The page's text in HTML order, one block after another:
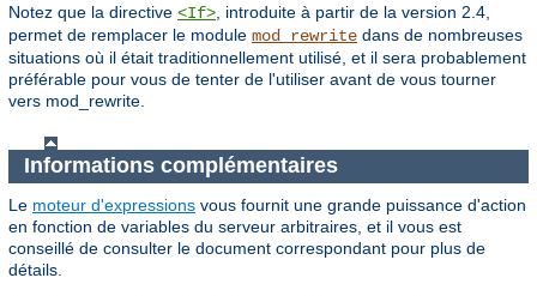
Notez que la directive <If> , introduite à partir de la version 2.4,
permet de remplacer le module mod_rewrite dans de nombreuses
situations où il était traditionnellement utilisé, et il sera probablement
préférable pour vous de tenter de l'utiliser avant de vous tourner
vers mod_rewrite.
Informations complémentaires
Le moteur d'expressions vous fournit une grande puissance d'action
en fonction de variables du serveur arbitraires, et il vous est
conseillé de consulter le document correspondant pour plus de
détails.